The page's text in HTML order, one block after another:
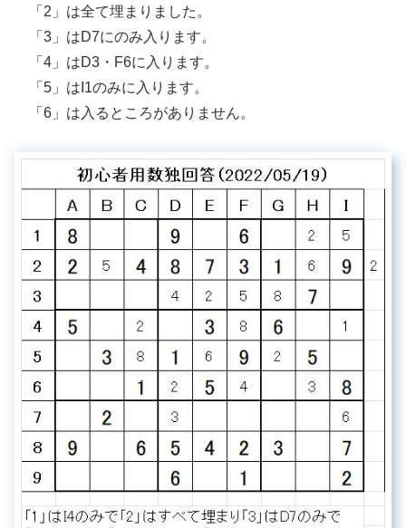
「2」は全て埋まりました。
「3」はD7にのみ入ります。
「4」はD3・F6に入ります。
「5」はI1のみに入ります。
「6」は入るところがありません。